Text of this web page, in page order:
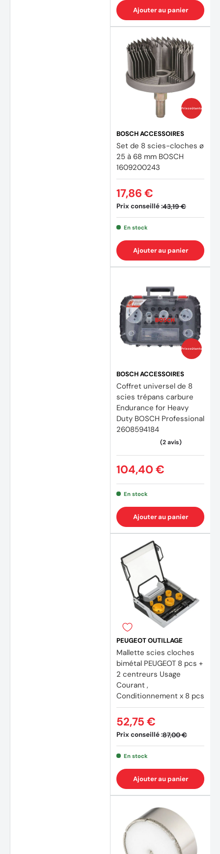
Ajouter au panier
Prix coûtants
BOSCH ACCESSOIRES
Set de 8 scies-cloches ø
25 à 68 mm BOSCH
1609200243
Prix conseillé :43,19 €
17,86 €
En stock
Ajouter au panier
Prix coûtants
BOSCH ACCESSOIRES
Coffret universel de 8
scies trépans carbure
Endurance for Heavy
Duty BOSCH Professional
2608594184
104,40 €
En stock
Ajouter au panier
PEUGEOT OUTILLAGE
Mallette scies cloches
bimétal PEUGEOT 8 pcs +
2 centreurs Usage
Courant ,
Conditionnement x 8 pcs
Prix conseillé :87,00 €
52,75 €
En stock
Ajouter au panier